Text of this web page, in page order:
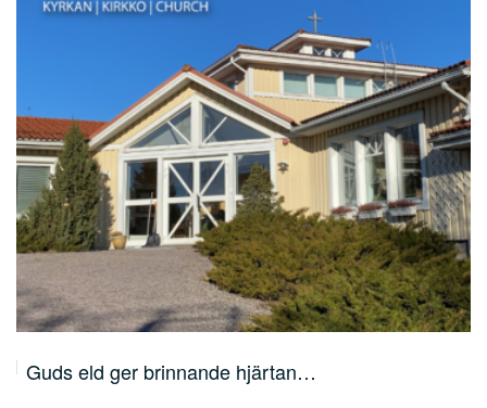
Lärjunge, människofiskare och apostel –…